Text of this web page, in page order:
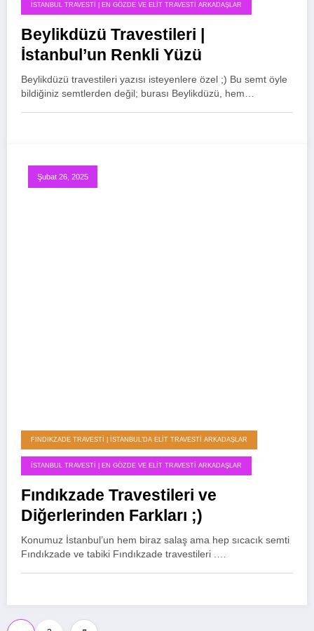
İSTANBUL TRAVESTI | EN GÖZDE VE ELIT TRAVESTI ARKADAŞLAR
Beylikdüzü Travestileri |
İstanbul’un Renkli Yüzü
Beylikdüzü travestileri yazısı isteyenlere özel ;) Bu semt öyle
bildiğiniz semtlerden değil; burası Beylikdüzü, hem…
Şubat 26, 2025
FINDIKZADE TRAVESTI | İSTANBUL’DA ELIT TRAVESTI ARKADAŞLAR
İSTANBUL TRAVESTI | EN GÖZDE VE ELIT TRAVESTI ARKADAŞLAR
Fındıkzade Travestileri ve
Diğerlerinden Farkları ;)
Konumuz İstanbul’un hem biraz salaş ama hep sıcacık semti
Fındıkzade ve tabiki Fındıkzade travestileri .…